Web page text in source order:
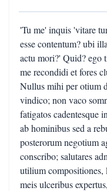
'Tu me' inquis 'vitare
esse contentum? ubi
actu mori?' Quid? ego
me recondidi et fores
Nullus mihi per otium
vindico; non vaco
fatigatos cadentesque
ab hominibus sed a
posterorum negotium
conscribo; salutares
utilium compositiones,
meis ulceribus